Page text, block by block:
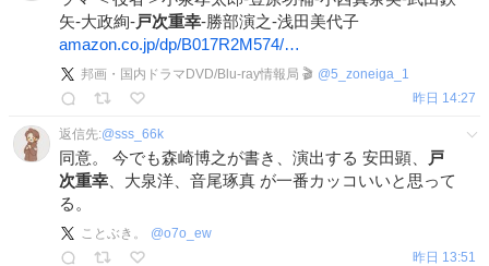
矢-大政絢-戸次重幸-勝部演之-浅田美代子
amazon.co.jp/dp/B017R2M574/…
邦画・国内ドラマDVD/Blu-ray情報局 🎬 @5_zoneiga_1
昨日 14:27
返信先:@sss_66k
同意。 今でも森崎博之が書き、演出する 安田顕、
戸
次重幸 、大泉洋、音尾琢真 が一番カッコいいと思って
る。
ことぶき。 @o7o_ew
昨日 13:51